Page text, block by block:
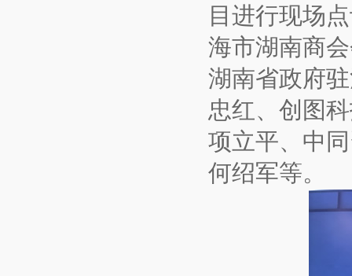
目进行现场
海市湖南商
湖南省政府
忠红、创图
项立平、中
何绍军等。